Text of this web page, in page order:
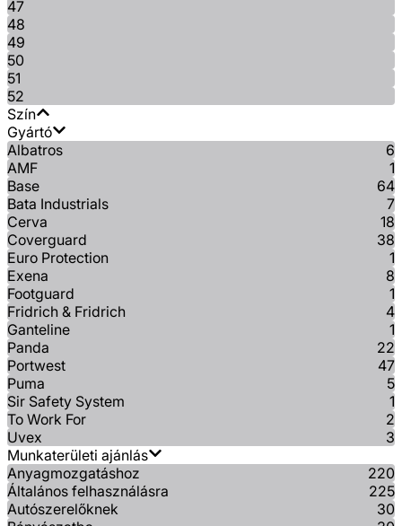
47
48
49
50
51
52
Szín
Gyártó
Albatros
6
AMF
1
Base
64
Bata Industrials
7
Cerva
18
Coverguard
38
Euro Protection
1
Exena
8
Footguard
1
Fridrich & Fridrich
4
Ganteline
1
Panda
22
Portwest
47
Puma
5
Sir Safety System
1
To Work For
2
Uvex
3
Munkaterületi ajánlás
Anyagmozgatáshoz
220
Általános felhasználásra
225
Autószerelőknek
30